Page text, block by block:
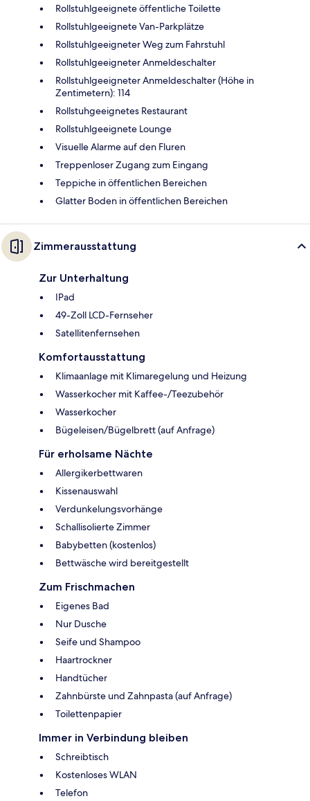
Rollstuhlgeeignete öffentliche Toilette
Rollstuhlgeeignete Van-Parkplätze
Rollstuhlgeeigneter Weg zum Fahrstuhl
Rollstuhlgeeigneter Anmeldeschalter
Rollstuhlgeeigneter Anmeldeschalter (Höhe in
Zentimetern): 114
Rollstuhgeeignetes Restaurant
Rollstuhlgeeignete Lounge
Visuelle Alarme auf den Fluren
Treppenloser Zugang zum Eingang
Teppiche in öffentlichen Bereichen
Glatter Boden in öffentlichen Bereichen
Zimmerausstattung
Zur Unterhaltung
IPad
49-Zoll LCD-Fernseher
Satellitenfernsehen
Komfortausstattung
Klimaanlage mit Klimaregelung und Heizung
Wasserkocher mit Kaffee-/Teezubehör
Wasserkocher
Bügeleisen/Bügelbrett (auf Anfrage)
Für erholsame Nächte
Allergikerbettwaren
Kissenauswahl
Verdunkelungsvorhänge
Schallisolierte Zimmer
Babybetten (kostenlos)
Bettwäsche wird bereitgestellt
Zum Frischmachen
Eigenes Bad
Nur Dusche
Seife und Shampoo
Haartrockner
Handtücher
Zahnbürste und Zahnpasta (auf Anfrage)
Toilettenpapier
Immer in Verbindung bleiben
Schreibtisch
Kostenloses WLAN
Telefon